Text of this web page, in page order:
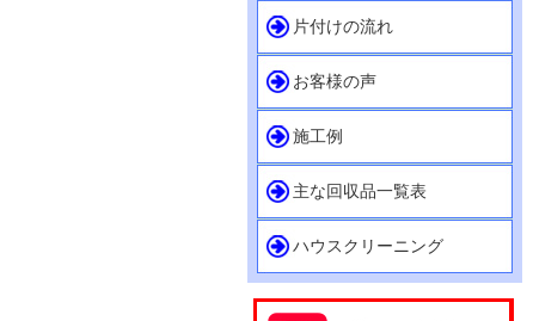
片付けの流れ
お客様の声
施工例
主な回収品一覧表
ハウスクリーニング